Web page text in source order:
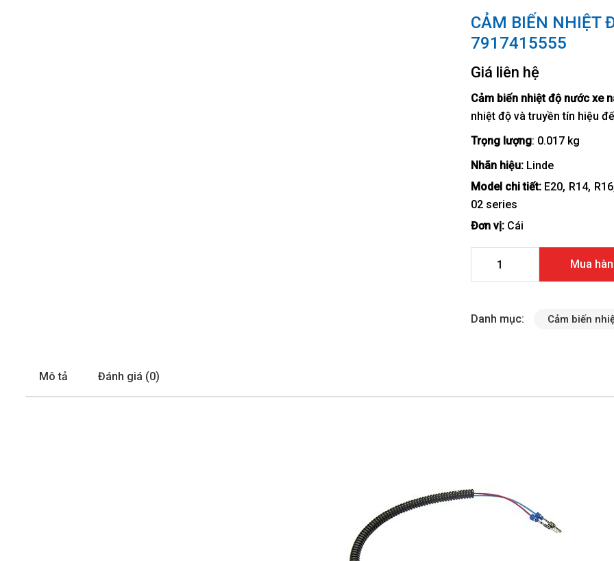
CẢM BIẾN NHIỆT
7917415555
Giá liên hệ
Cảm biến nhiệt độ nước xe
nhiệt độ và truyền tín hiệu
Trọng lượng: 0.017 kg
Nhãn hiệu: Linde
Model chi tiết: E20 R14 R16
02 series
Đơn vị: Cái
Mua
Danh mục: Cảm biến
Mô tả Đánh giá (0)